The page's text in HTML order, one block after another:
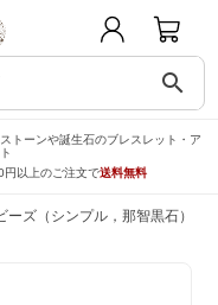
search
トーンや誕生石のブレスレット・ア
円以上のご注文で送料無料
ーズ（シンプル，那智黒石）